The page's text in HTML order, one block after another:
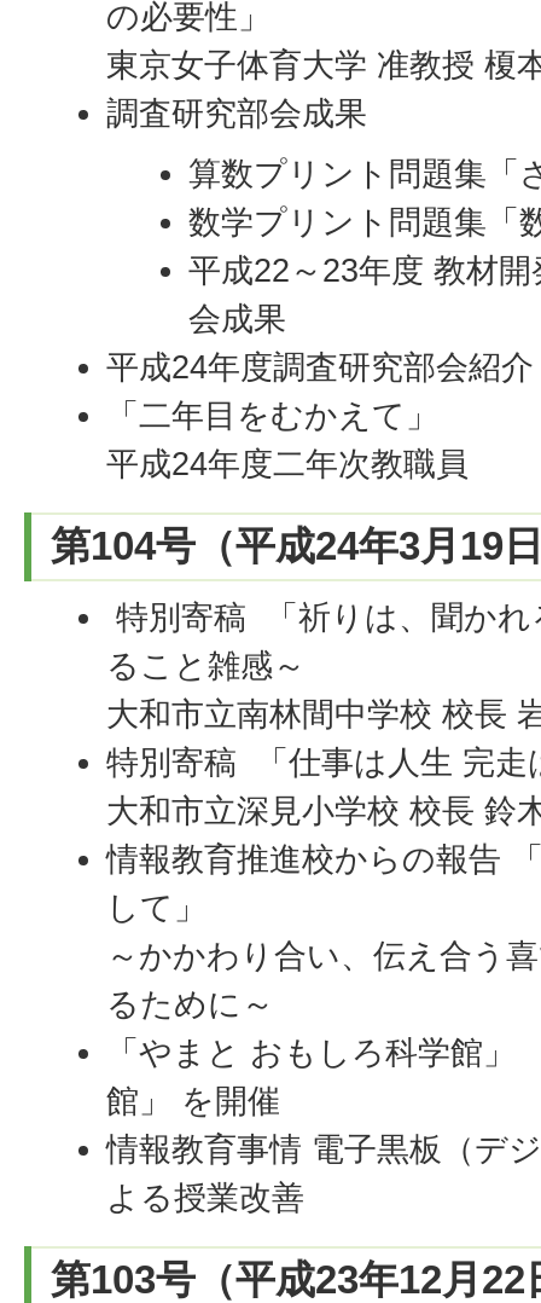
の必要性」
東京女子体育大学 准教授 榎
調査研究部会成果
算数プリント問題集
数学プリント問題集「
平成22～23年度 教材
会成果
平成24年度調査研究部会紹介
「二年目をむかえて」
平成24年度二年次教職員
第104号（平成24年3月19
特別寄稿 「祈りは、聞か
ること雑感～
大和市立南林間中学校 校長
特別寄稿 「仕事は人生 完走
大和市立深見小学校 校長 鈴
情報教育推進校からの報告
して」
～かかわり合い、伝え合う
るために～
「やまと おもしろ科学館」
館」 を開催
情報教育事情 電子黒板（デ
よる授業改善
第103号（平成23年12月22